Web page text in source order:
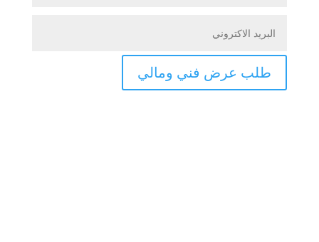
طلب عرض فني ومالي